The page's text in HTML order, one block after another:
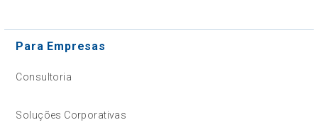
Para Empresas
Consultoria
Soluções Corporativas